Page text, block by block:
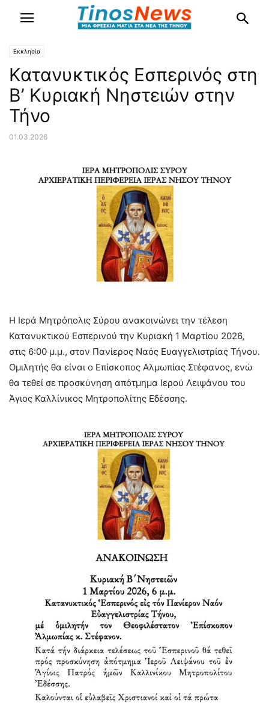
Εκκλησία
Κατανυκτικός Εσπερινός στη
Β’ Κυριακή Νηστειών στην
Τήνο
01.03.2026
Η Ιερά Μητρόπολις Σύρου ανακοινώνει την τέλεση
Κατανυκτικού Εσπερινού την Κυριακή 1 Μαρτίου 2026,
στις 6:00 μ.μ., στον Πανίερος Ναός Ευαγγελιστρίας Τήνου.
Ομιλητής θα είναι ο Επίσκοπος Αλμωπίας Στέφανος, ενώ
θα τεθεί σε προσκύνηση απότμημα Ιερού Λειψάνου του
Άγιος Καλλίνικος Μητροπολίτης Εδέσσης.